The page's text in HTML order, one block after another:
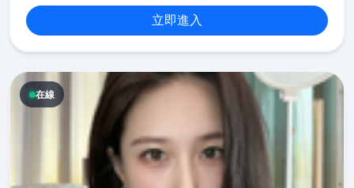
立即進入
在線